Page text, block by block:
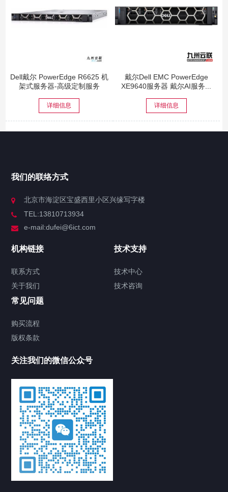
Dell戴尔 PowerEdge R6625 机
架式服务器-高级定制服务
详细信息
戴尔Dell EMC PowerEdge
XE9640服务器 戴尔AI服务...
详细信息
我们的联络方式
北京市海淀区宝盛西里小区兴缘写字楼
TEL:13810713934
e-mail:dufei@6ict.com
机构链接
联系方式
关于我们
技术支持
技术中心
技术咨询
常见问题
购买流程
版权条款
关注我们的微信公众号